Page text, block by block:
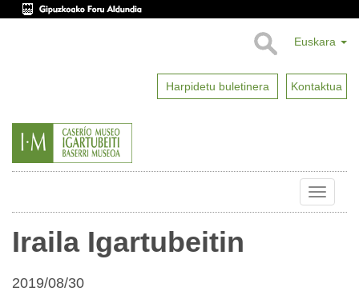
Euskara
Harpidetu buletinera Kontaktua
Toggle
Iraila Igartubeitin
2019/08/30